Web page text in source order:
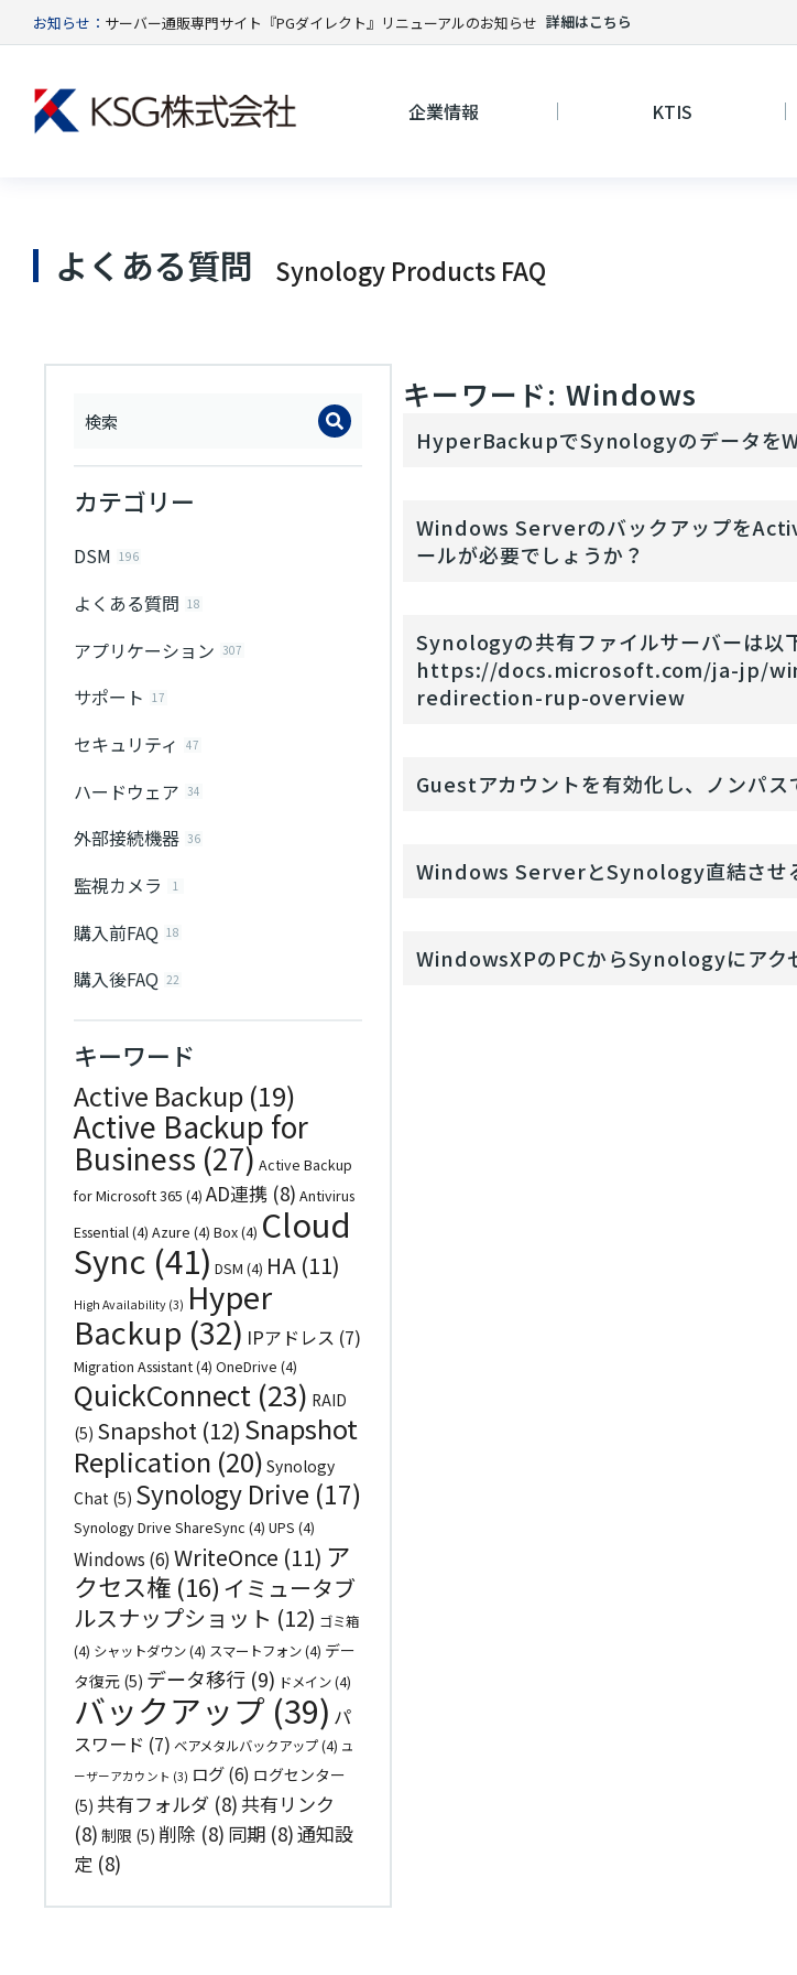
お知らせ： サーバー通販専門サイト『PGダイレクト』リニューアルのお知らせ 詳細はこちら
企業情報 KTIS
よくある質問 Synology Products FAQ
カテゴリー
DSM 196
よくある質問 18
アプリケーション 307
サポート 17
セキュリティ 47
ハードウェア 34
外部接続機器 36
監視カメラ 1
購入前FAQ 18
購入後FAQ 22
キーワード
Active Backup (19)
Active Backup for
Business (27) Active Backup
for Microsoft 365 (4) AD連携 (8) Antivirus
Essential(4) Azure (4) Box(4) Cloud
Sync (41) DSM (4) HA (11)
High Availability (3) Hyper
Backup (32) IPアドレス (7)
Migration Assistant(4) OneDrive (4)
QuickConnect (23) RAID
(5) Snapshot (12) Snapshot
Replication (20) Synology
Chat (5) Synology Drive (17)
Synology Drive ShareSync (4) UPS (4)
Windows (6) WriteOnce (11) ア
クセス権 (16) イミュータブ
ルスナップショット (12) ゴミ箱
(4) シャットダウン(4) スマートフォン(4) デー
タ復元 (5) データ移行 (9) ドメイン(4)
バックアップ (39) パ
スワード (7) ベアメタルバックアップ(4) ユ
ーザーアカウント (3) ログ(6) ログセンター
(5) 共有フォルダ (8) 共有リンク
(8) 制限 (5) 削除 (8) 同期 (8)通知設
定 (8)
キーワード: Windows
HyperBackupでSynologyのデータを
Windows Serverのバックアップを
ールが必要でしょうか？
Synologyの共有ファイルサーバーは以
https://docs.microsoft.com/ja-jp/
redirection-rup-overview
Guestアカウントを有効化し、ノンパス
Windows ServerとSynology直結させ
WindowsXPのPCからSynologyにアク